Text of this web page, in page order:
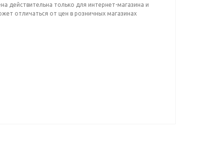
действительна только для интернет-магазина и
отличаться от цен в розничных магазинах